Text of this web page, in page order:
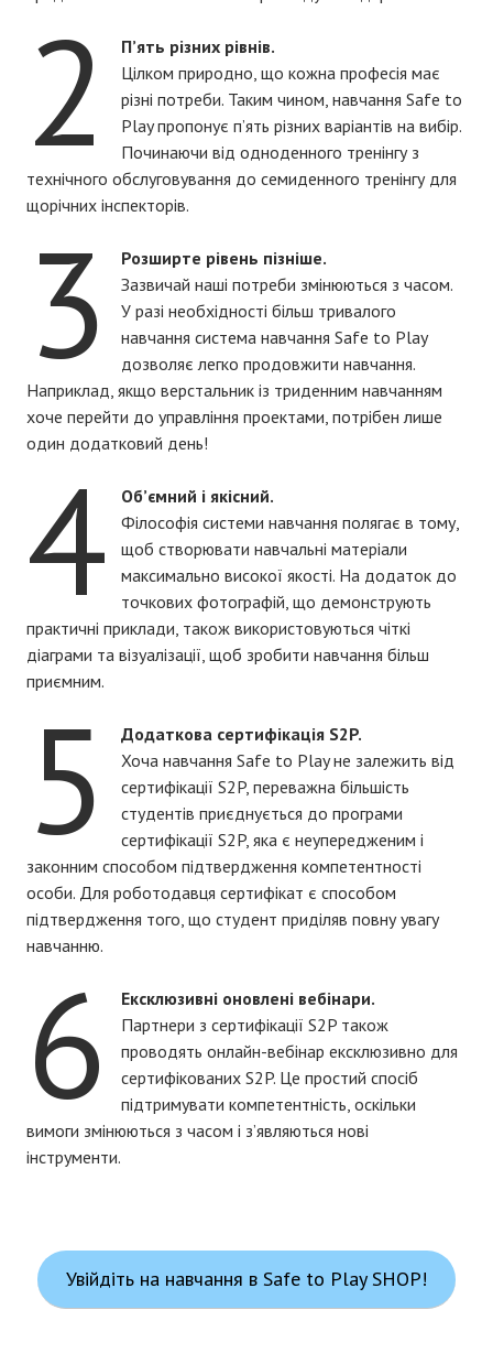
2
П’ять різних рівнів.
Цілком природно, що кожна професія має
різні потреби. Таким чином, навчання Safe to
Play пропонує п’ять різних варіантів на вибір.
Починаючи від одноденного тренінгу з
технічного обслуговування до семиденного тренінгу для
щорічних інспекторів.
3
Розширте рівень пізніше.
Зазвичай наші потреби змінюються з часом.
У разі необхідності більш тривалого
навчання система навчання Safe to Play
дозволяє легко продовжити навчання.
Наприклад, якщо верстальник із триденним навчанням
хоче перейти до управління проектами, потрібен лише
один додатковий день!
4
Об’ємний і якісний.
Філософія системи навчання полягає в тому,
щоб створювати навчальні матеріали
максимально високої якості. На додаток до
точкових фотографій, що демонструють
практичні приклади, також використовуються чіткі
діаграми та візуалізації, щоб зробити навчання більш
приємним.
5
Додаткова сертифікація S2P.
Хоча навчання Safe to Play не залежить від
сертифікації S2P, переважна більшість
студентів приєднується до програми
сертифікації S2P, яка є неупередженим і
законним способом підтвердження компетентності
особи. Для роботодавця сертифікат є способом
підтвердження того, що студент приділяв повну увагу
навчанню.
6
Ексклюзивні оновлені вебінари.
Партнери з сертифікації S2P також
проводять онлайн-вебінар ексклюзивно для
сертифікованих S2P. Це простий спосіб
підтримувати компетентність, оскільки
вимоги змінюються з часом і з’являються нові
інструменти.
Увійдіть на навчання в Safe to Play SHOP!